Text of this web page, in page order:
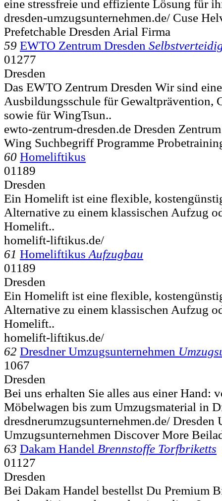
eine stressfreie und effiziente Lösung für
dresden-umzugsunternehmen.de/ Cuse
Prefetchable Dresden Arial Firma
59 EWTO Zentrum Dresden
01277
Dresden
Das EWTO Zentrum Dresden Wir sind
Ausbildungsschule für Gewaltprävention,
sowie für WingTsun..
ewto-zentrum-dresden.de Dresden
Wing Suchbegriff Programme
60 Homeliftikus
01189
Dresden
Ein Homelift ist eine flexible,
Alternative zu einem klassischen Aufzug
Homelift..
homelift-liftikus.de/
61 Homeliftikus Aufzugbau
01189
Dresden
Ein Homelift ist eine flexible,
Alternative zu einem klassischen Aufzug
Homelift..
homelift-liftikus.de/
62 Dresdner Umzugsunternehmen
1067
Dresden
Bei uns erhalten Sie alles aus einer Hand:
Möbelwagen bis zum Umzugsmaterial in
dresdnerumzugsunternehmen.de/ Dresden
Umzugsunternehmen Discover More
63 Dakam Handel Brennstoffe Torfbriketts
01127
Dresden
Bei Dakam Handel bestellst Du Premium